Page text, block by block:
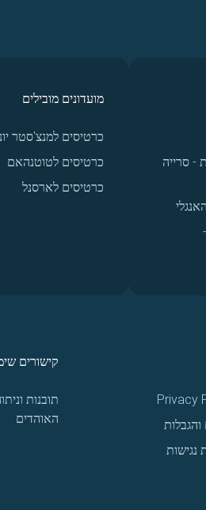
- סרייה
מועדונים מובילים
כרטיסים למנצ'סטר
כרטיסים לטוטנהאם
כרטיסים לארסנל
Privacy
נגישות
קישורים
תובנות
האוהדים